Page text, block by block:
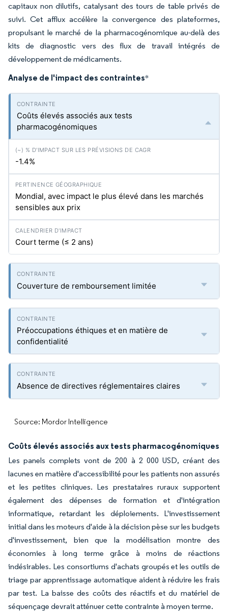
capitaux non dilutifs, catalysant des tours de table privés de
suivi. Cet afflux accélère la convergence des plateformes,
propulsant le marché de la pharmacogénomique au-delà des
kits de diagnostic vers des flux de travail intégrés de
développement de médicaments.
Analyse de l'impact des contraintes*
Coûts élevés associés aux tests
pharmacogénomiques
-1.4%
Mondial, avec impact le plus élevé dans les marchés
sensibles aux prix
Court terme (≤ 2 ans)
Couverture de remboursement limitée
Préoccupations éthiques et en matière de
confidentialité
Absence de directives réglementaires claires
Source: Mordor Intelligence
Coûts élevés associés aux tests pharmacogénomiques
Les panels complets vont de 200 à 2 000 USD, créant des
lacunes en matière d'accessibilité pour les patients non assurés
et les petites cliniques. Les prestataires ruraux supportent
également des dépenses de formation et d'intégration
informatique, retardant les déploiements. L'investissement
initial dans les moteurs d'aide à la décision pèse sur les budgets
d'investissement, bien que la modélisation montre des
économies à long terme grâce à moins de réactions
indésirables. Les consortiums d'achats groupés et les outils de
triage par apprentissage automatique aident à réduire les frais
par test. La baisse des coûts des réactifs et du matériel de
séquençage devrait atténuer cette contrainte à moyen terme.